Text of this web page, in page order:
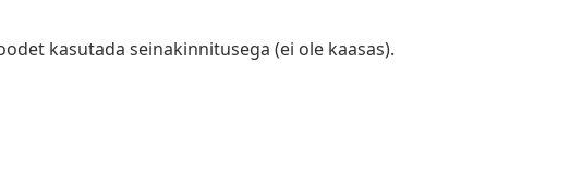
kasutada seinakinnitusega (ei ole kaasas).